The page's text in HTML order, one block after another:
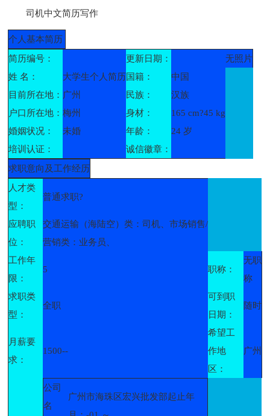
司机中文简历写作
个人基本简历
简历编号：
更新日期：
无照片
姓 名：
大学生个人简历国籍：
中国
目前所在地： 广州 民族：
汉族
户口所在地：梅州 身材：
165 cm?45 kg
婚姻状况：
未婚 年龄：
24 岁
培训认证：
诚信徽章：
求职意向及工作经历
人才类
型：
普通求职?
应聘职
位：
交通运输（海陆空）类：司机、市场销售/
营销类：业务员、
工作年
限：
5 职称：
无职
称
求职类
型：
全职
可到职
日期：
随时
月薪要
求：
1500--
希望工
作地
区：
广州
公司
名
广州市海珠区宏兴批发部起止年